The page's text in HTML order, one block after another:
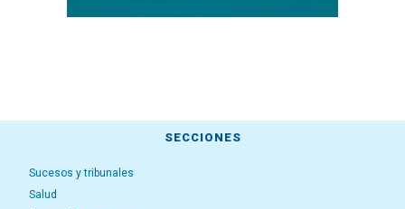
SECCIONES
Sucesos y tribunales
Salud